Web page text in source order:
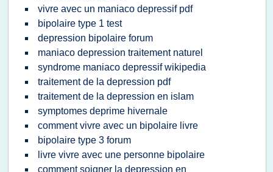
vivre avec un maniaco depressif pdf
bipolaire type 1 test
depression bipolaire forum
maniaco depression traitement naturel
syndrome maniaco depressif wikipedia
traitement de la depression pdf
traitement de la depression en islam
symptomes deprime hivernale
comment vivre avec un bipolaire livre
bipolaire type 3 forum
livre vivre avec une personne bipolaire
comment soigner la depression en